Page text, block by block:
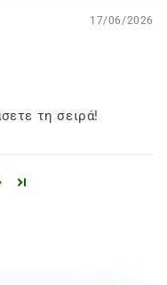
17/06/2026
τη σειρά!